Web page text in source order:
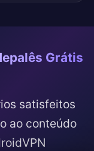
Grátis
satisfeitos
ao conteúdo